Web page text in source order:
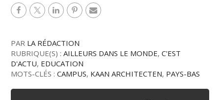
PAR LA RÉDACTION
RUBRIQUE(S) :AILLEURS DANS LE MONDE,C'EST
D'ACTU, EDUCATION
MOTS-CLÉS :CAMPUS, KAAN ARCHITECTEN, PAYS-BAS